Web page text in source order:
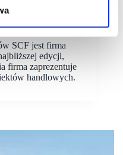
pokaże
SCF jest firma
edycji,
firma zaprezentuje
handlowych.